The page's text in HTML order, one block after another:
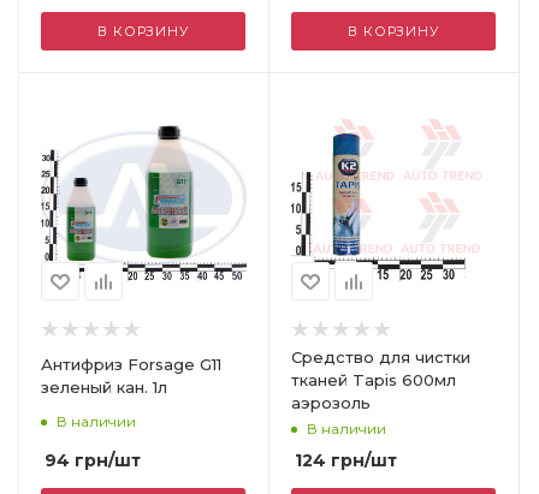
В КОРЗИНУ В КОРЗИНУ
Антифриз Forsage G11
зеленый кан. 1л
В наличии
94 грн/шт
Средство для чистки
тканей Tapis 600мл
аэрозоль
В наличии
124 грн/шт